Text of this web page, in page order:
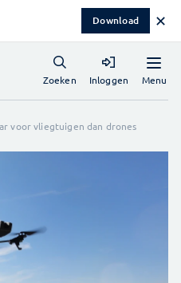
Download ✕
Menu
Zoeken Inloggen
voor vliegtuigen dan drones